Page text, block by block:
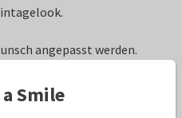
angepasst werden.
Brechtje
Smile